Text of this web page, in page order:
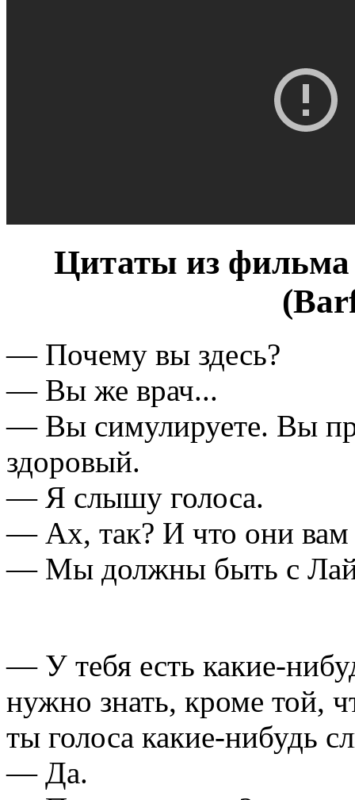
Цитаты из фильма
— Почему вы здесь?
— Вы же врач...
— Вы симулируете. Вы
здоровый.
— Я слышу голоса.
— Ах, так? И что они вам
— Мы должны быть с
— У тебя есть какие-
нужно знать, кроме той,
ты голоса какие-нибудь
— Да.